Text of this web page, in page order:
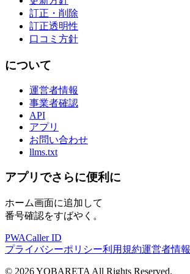
訂正・削除
訂正透明性
口コミ方針
について
運営者情報
事業者確認
API
アプリ
お問い合わせ
llms.txt
アプリでさらに便利に
ホーム画面に追加して
番号確認をすばやく。
PWACaller ID
プライバシーポリシー利用規約運営者情報
© 2026YOBARETA All Rights Reserved.